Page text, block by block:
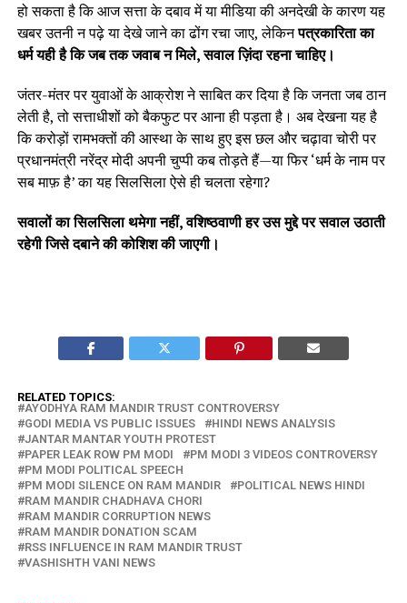
हो सकता है कि आज सत्ता के दबाव में या मीडिया की अनदेखी के कारण यह
खबर उतनी न पढ़े या देखे जाने का ढोंग रचा जाए, लेकिनपत्रकारिता का
धर्म यही है कि जब तक जवाब न मिले, सवाल ज़िंदा रहना चाहिए।
जंतर-मंतर पर युवाओं के आक्रोश ने साबित कर दिया है कि जनता जब ठान
लेती है, तो सत्ताधीशों को बैकफुट पर आना ही पड़ता है। अब देखना यह है
कि करोड़ों रामभक्तों की आस्था के साथ हुए इस छल और चढ़ावा चोरी पर
प्रधानमंत्री नरेंद्र मोदी अपनी चुप्पी कब तोड़ते हैं—या फिर ‘धर्म के नाम पर
सब माफ़ है’ का यह सिलसिला ऐसे ही चलता रहेगा?
सवालों का सिलसिला थमेगा नहीं, वशिष्ठवाणी हर उस मुद्दे पर सवाल उठाती
रहेगी जिसे दबाने की कोशिश की जाएगी।
RELATED TOPICS:
AYODHYA RAM MANDIR TRUST CONTROVERSY
GODI MEDIA VS PUBLIC ISSUES
HINDI NEWS ANALYSIS
JANTAR MANTAR YOUTH PROTEST
PAPER LEAK ROW PM MODI
PM MODI 3 VIDEOS CONTROVERSY
PM MODI POLITICAL SPEECH
PM MODI SILENCE ON RAM MANDIR
POLITICAL NEWS HINDI
RAM MANDIR CHADHAVA CHORI
RAM MANDIR CORRUPTION NEWS
RAM MANDIR DONATION SCAM
RSS INFLUENCE IN RAM MANDIR TRUST
VASHISHTH VANI NEWS